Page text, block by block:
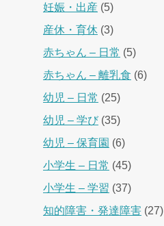
妊娠・出産 (5)
産休・育休 (3)
赤ちゃん – 日常 (5)
赤ちゃん – 離乳食 (6)
幼児 – 日常 (25)
幼児 – 学び(35)
幼児 – 保育園 (6)
小学生 – 日常 (45)
小学生 – 学習 (37)
知的障害・発達障害 (27)